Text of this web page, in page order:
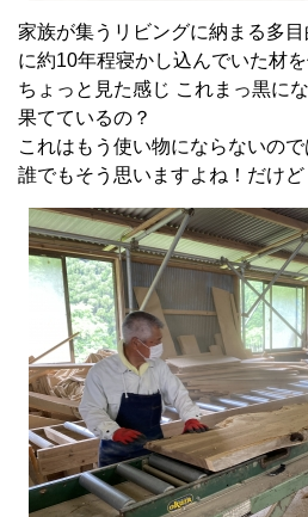
家族が集うリビングに納まる多
に約10年程寝かし込んでいた材を
ちょっと見た感じ これまっ黒に
果てているの？
これはもう使い物にならないので
誰でもそう思いますよね！だけど